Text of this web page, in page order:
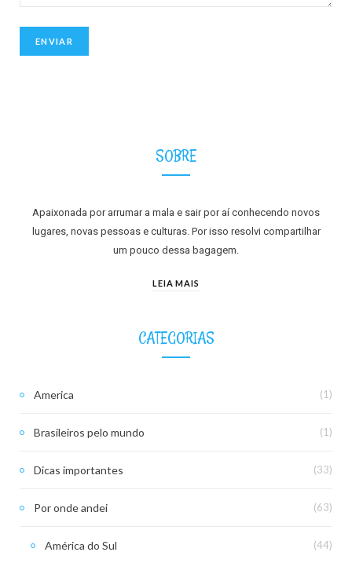
SOBRE
Apaixonada por arrumar a mala e sair por aí conhecendo novos
lugares, novas pessoas e culturas. Por isso resolvi compartilhar
um pouco dessa bagagem.
LEIA MAIS
CATEGORIAS
America (1)
Brasileiros pelo mundo (1)
Dicas importantes (33)
Por onde andei (63)
América do Sul (44)